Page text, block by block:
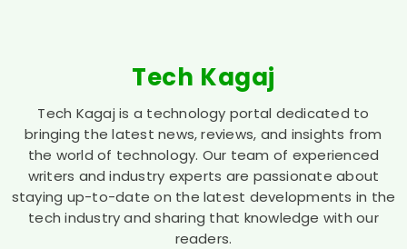
Tech Kagaj
Tech Kagaj is a technology portal dedicated to
bringing the latest news, reviews, and insights from
the world of technology. Our team of experienced
writers and industry experts are passionate about
staying up-to-date on the latest developments in the
tech industry and sharing that knowledge with our
readers.